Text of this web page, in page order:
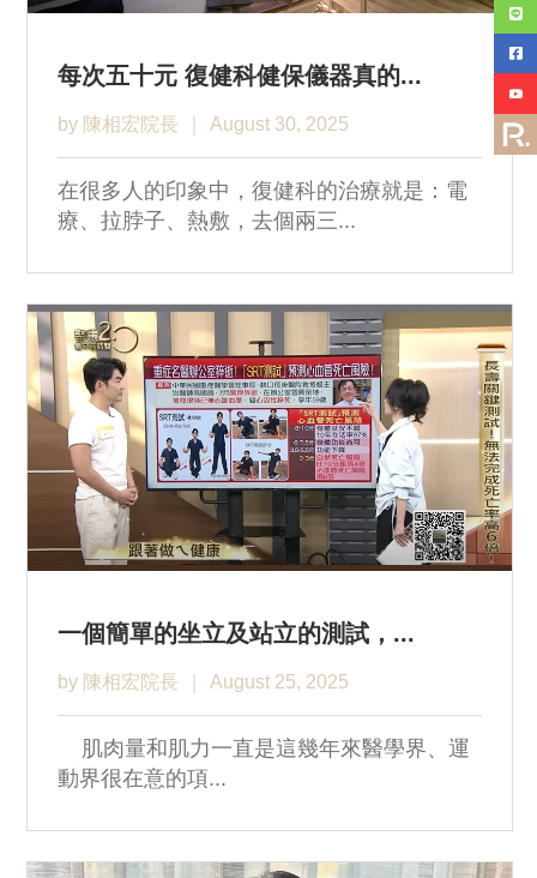
每次五十元 復健科健保儀器真的...
by 陳相宏院長 August 30, 2025
在很多人的印象中，復健科的治療就是：電
療、拉脖子、熱敷，去個兩三...
一個簡單的坐立及站立的測試，...
by 陳相宏院長 August 25, 2025
肌肉量和肌力一直是這幾年來醫學界、運
動界很在意的項...